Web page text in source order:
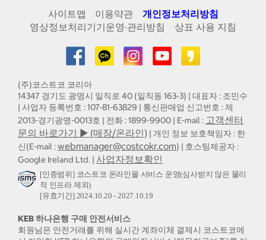
사이트맵 이용약관
개인정보처리방침
영상정보처리기기운영·관리방침
상표 사용 지침
(주)코스트코 코리아
14347 경기도 광명시 일직로 40 (일직동 163-3) | 대표자 : 조민수
| 사업자 등록번호 : 107-81-63829 | 통신판매업 신고번호 : 제
2013-경기광명-0013호 | 전화 : 1899-9900 | E-mail : 고객센터
문의 바로가기 ▶ (매장/온라인) | 개인 정보 보호책임자 : 한
신(E-mail :webmanager@costcokr.com) | 호스팅제공자 :
Google Ireland Ltd. | 사업자정보확인
[인증범위] 코스트코 온라인몰 서비스 운영(심사받지 않은 물리
적 인프라 제외)
[유효기간] 2024.10.20 - 2027.10.19
KEB 하나은행 구매 안전서비스
회원님은 안전거래를 위해 실시간 계좌이체 결제시 코스트코에